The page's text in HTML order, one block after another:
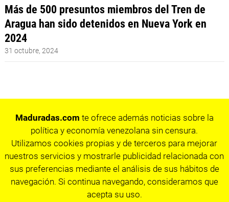
Más de 500 presuntos miembros del Tren de
Aragua han sido detenidos en Nueva York en
2024
31 octubre, 2024
Maduradas.com te ofrece además noticias sobre la
política y economía venezolana sin censura.
Utilizamos cookies propias y de terceros para mejorar
nuestros servicios y mostrarle publicidad relacionada con
sus preferencias mediante el análisis de sus hábitos de
navegación. Si continua navegando, consideramos que
acepta su uso.